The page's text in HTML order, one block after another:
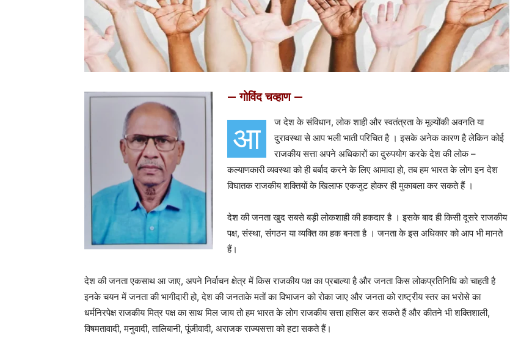
— गोविंद चव्हाण —
आ
ज देश के संविधान, लोक शाही और स्वतंत्रता के मूल्योंकी अवनति या
दुरावस्था से आप भली भाती परिचित है । इसके अनेक कारण है लेकिन कोई
राजकीय सत्ता अपने अधिकारों का दुरुपयोग करके देश की लोक –
कल्याणकारी व्यवस्था को ही बर्बाद करने के लिए आमादा हो, तब हम भारत के लोग इन देश
विघातक राजकीय शक्तियों के खिलाफ एकजुट होकर ही मुकाबला कर सकते हैं ।
देश की जनता खुद सबसे बड़ी लोकशाही की हकदार है । इसके बाद ही किसी दूसरे राजकीय
पक्ष, संस्था, संगठन या व्यक्ति का हक बनता है । जनता के इस अधिकार को आप भी मानते
हैं।
देश की जनता एकसाथ आ जाए, अपने निर्वाचन क्षेत्र में किस राजकीय पक्ष का प्रबाल्या है और जनता किस लोकप्रतिनिधि को चाहती है
इनके चयन में जनता की भागीदारी हो, देश की जनताके मतों का विभाजन को रोका जाए और जनता को राष्ट्रीय स्तर का भरोसे का
धर्मनिरपेक्ष राजकीय मित्र पक्ष का साथ मिल जाय तो हम भारत के लोग राजकीय सत्ता हासिल कर सकते हैं और कीतने भी शक्तिशाली,
विषमतावादी, मनुवादी, तालिबानी, पूंजीवादी, अराजक राज्यसत्ता को हटा सकते हैं।